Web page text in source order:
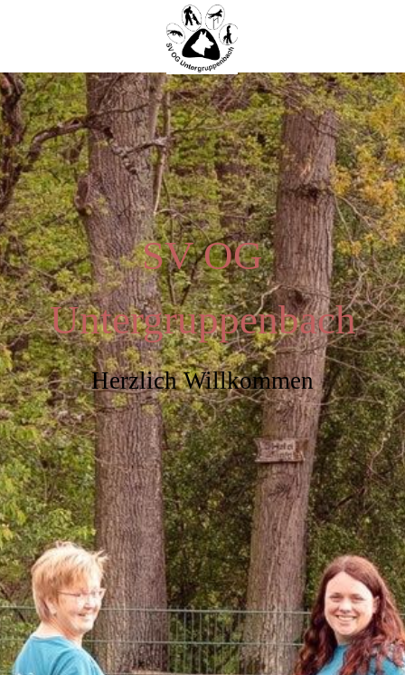
SV OG
Untergruppenbach
Herzlich Willkommen